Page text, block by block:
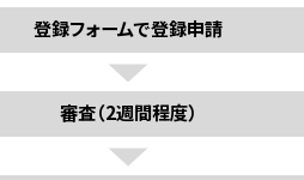
登録フォームで登録申請
審査（2週間程度）